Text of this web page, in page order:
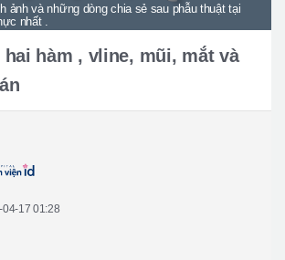
ảnh và những dòng chia sẻ sau phẫu thuật tại
nhất .
hai hàm , vline, mũi, mắt và
17 01:28